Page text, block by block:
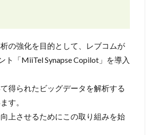
の強化を目的として、レブコムが
「MiiTel Synapse Copilot」を導入
得られたビッグデータを解析する
す。
上させるためにこの取り組みを始